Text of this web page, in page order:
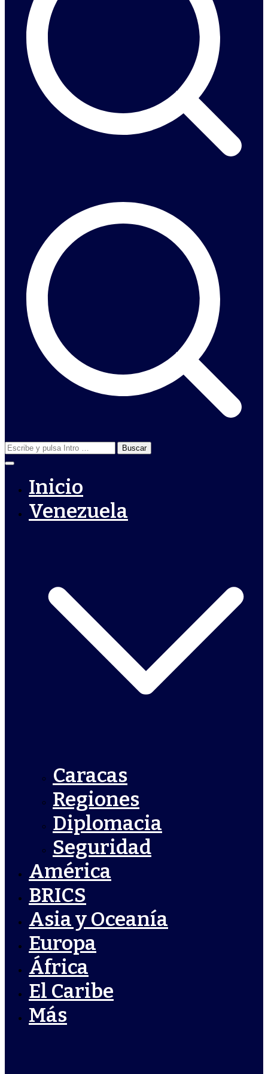
Buscar:
Inicio
Venezuela
Caracas
Regiones
Diplomacia
Seguridad
América
BRICS
Asia y Oceanía
Europa
África
El Caribe
Más